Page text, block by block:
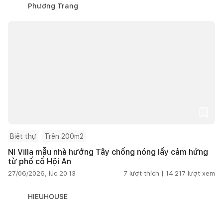
Phương Trang
Biệt thự Trên 200m2
NI Villa mẫu nhà hướng Tây chống nóng lấy cảm hứng
từ phố cổ Hội An
27/06/2026, lúc 20:13 7 lượt thích | 14.217 lượt xem
HIEUHOUSE